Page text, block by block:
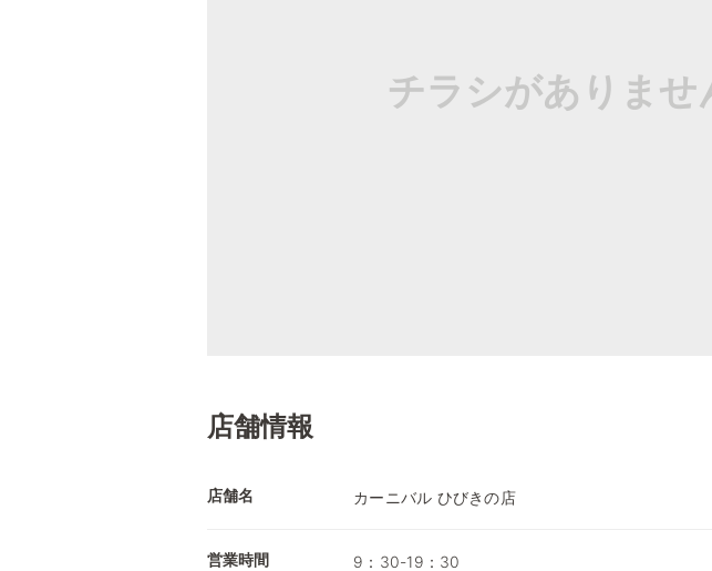
チラシがありませ
店舗情報
店舗名 カーニバル ひびきの店
営業時間 9：30-19：30